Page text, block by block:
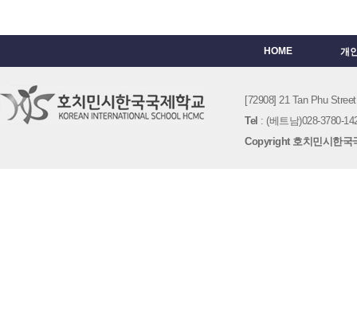
HOME 개
[72908] 21 Tan Phu
Tel : (베트남)028-3780-
Copyright 호치민시한국